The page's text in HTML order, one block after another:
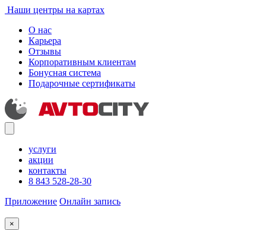
Наши центры на картах
О нас
Карьера
Отзывы
Корпоративным клиентам
Бонусная система
Подарочные сертификаты
услуги
акции
контакты
8 843 528-28-30
Приложение Онлайн запись
×